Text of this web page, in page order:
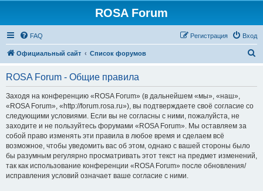
ROSA Forum
FAQ Вход
Регистрация
Официальный сайт Список форумов
ROSA Forum - Общие правила
Заходя на конференцию «ROSA Forum» (в дальнейшем «мы», «наш»,
«ROSA Forum», «http://forum.rosa.ru»), вы подтверждаете своё согласие со
следующими условиями. Если вы не согласны с ними, пожалуйста, не
заходите и не пользуйтесь форумами «ROSA Forum». Мы оставляем за
собой право изменять эти правила в любое время и сделаем всё
возможное, чтобы уведомить вас об этом, однако с вашей стороны было
бы разумным регулярно просматривать этот текст на предмет изменений,
так как использование конференции «ROSA Forum» после обновления/
исправления условий означает ваше согласие с ними.